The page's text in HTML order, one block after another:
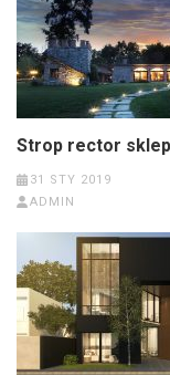
Strop rector
31 STY 2019
ADMIN